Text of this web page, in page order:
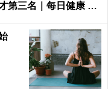
第三名｜每日健康 He